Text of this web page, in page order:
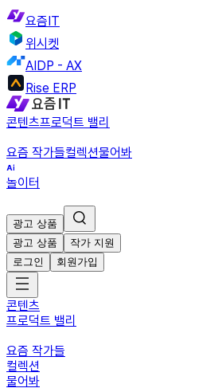
요즘IT
위시켓
AIDP - AX
Rise ERP
콘텐츠프로덕트 밸리
요즘 작가들컬렉션물어봐
놀이터
광고 상품
광고 상품
작가 지원
로그인
회원가입
콘텐츠
프로덕트 밸리
요즘 작가들
컬렉션
물어봐